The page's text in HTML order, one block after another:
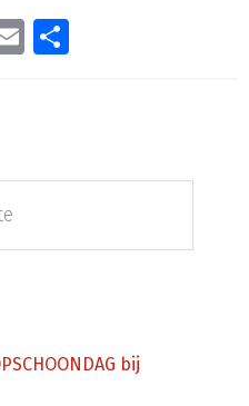
Email
bij